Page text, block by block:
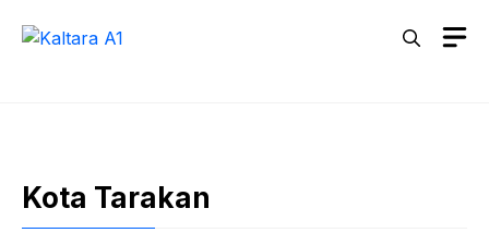
Kota Tarakan